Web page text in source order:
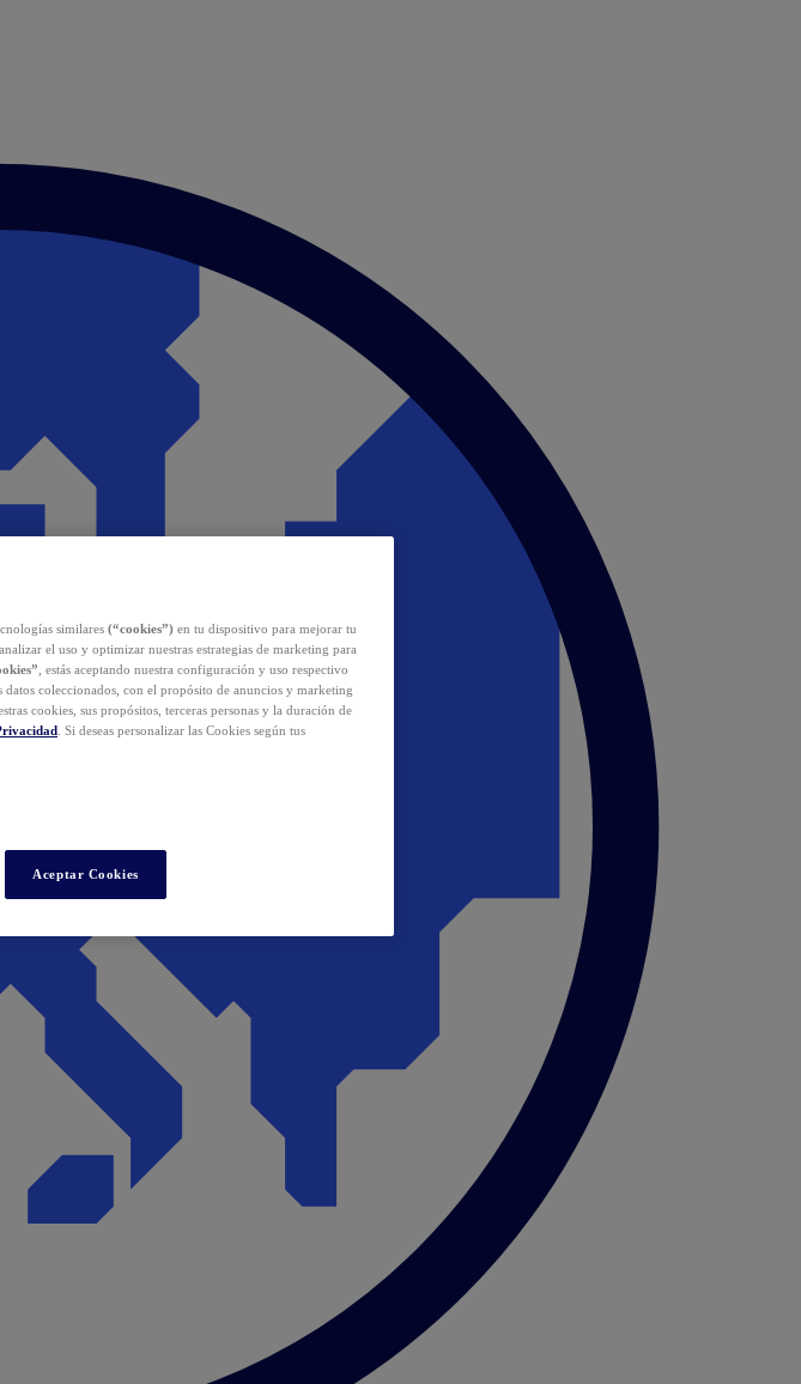
similares (“cookies”) en tu dispositivo para mejorar tu
el uso y optimizar nuestras estrategias de marketing para
, estás aceptando nuestra configuración y uso respectivo
coleccionados, con el propósito de anuncios y marketing
cookies, sus propósitos, terceras personas y la duración de
. Si deseas personalizar las Cookies según tus
Aceptar Cookies